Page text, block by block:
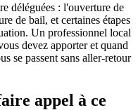
déléguées : l'ouverture de
de bail, et certaines étapes
Un professionnel local
devez apporter et quand
se passent sans aller-retour
appel à ce